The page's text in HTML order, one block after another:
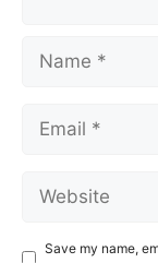
Save my name,